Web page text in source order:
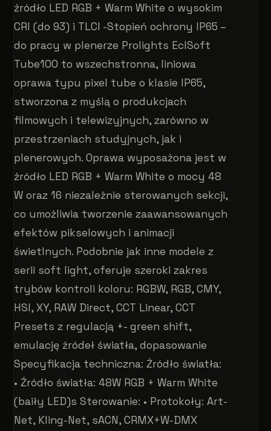
źródło LED RGB + Warm White o wysokim
CRI (do 93) i TLCI -Stopień ochrony IP65 –
do pracy w plenerze Prolights EclSoft
Tube100 to wszechstronna, liniowa
oprawa typu pixel tube o klasie IP65,
stworzona z myślą o produkcjach
filmowych i telewizyjnych, zarówno w
przestrzeniach studyjnych, jak i
plenerowych. Oprawa wyposażona jest w
źródło LED RGB + Warm White o mocy 48
W oraz 16 niezależnie sterowanych sekcji,
co umożliwia tworzenie zaawansowanych
efektów pikselowych i animacji
świetlnych. Podobnie jak inne modele z
serii soft light, oferuje szeroki zakres
trybów kontroli koloru: RGBW, RGB, CMY,
HSI, XY, RAW Direct, CCT Linear, CCT
Presets z regulacją +- green shift,
emulację źródeł światła, dopasowanie
Specyfikacja techniczna: Źródło światła:
• Źródło światła: 48W RGB + Warm White
(baiły LED)s Sterowanie: • Protokoły: Art-
Net, Kling-Net, sACN, CRMX+W-DMX